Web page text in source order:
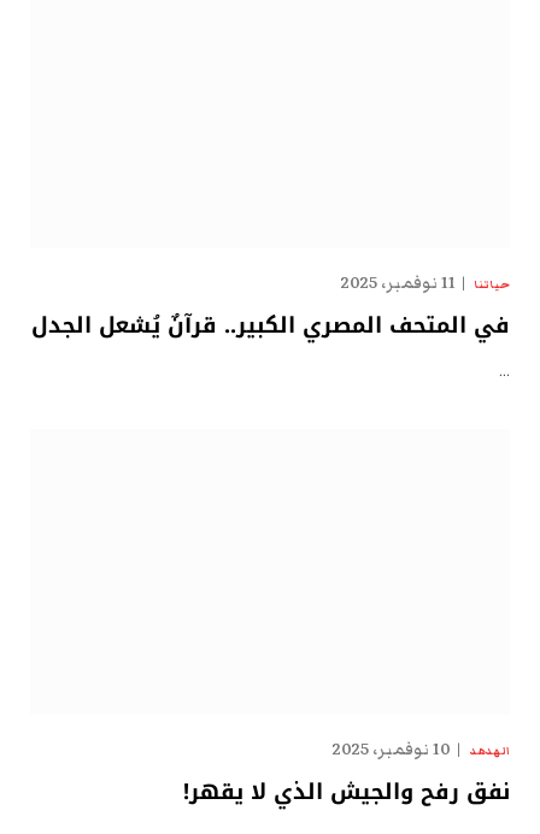
حياتنا 11 نوفمبر، 2025
في المتحف المصري الكبير.. قرآنٌ يُشعل الجدل
…
الهدهد 10 نوفمبر، 2025
نفق رفح والجيش الذي لا يقهر!